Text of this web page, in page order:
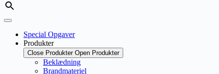
Special Opgaver
Produkter
Close Produkter Open Produkter
Beklædning
Brandmateriel